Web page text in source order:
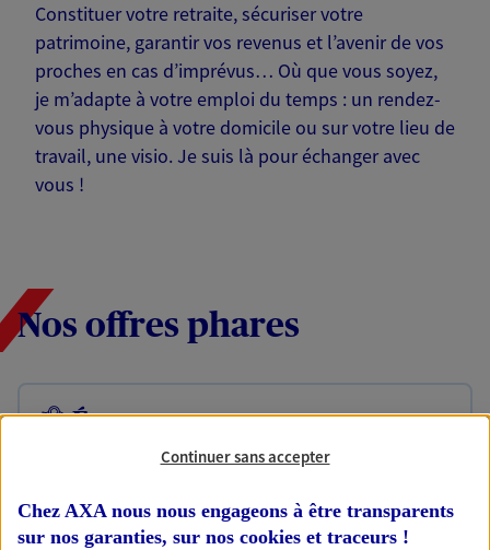
Constituer votre retraite, sécuriser votre
patrimoine, garantir vos revenus et l’avenir de vos
proches en cas d’imprévus… Où que vous soyez,
je m’adapte à votre emploi du temps : un rendez-
vous physique à votre domicile ou sur votre lieu de
travail, une visio. Je suis là pour échanger avec
vous !
Nos offres phares
Épargne
Réalisez vos projets grâce à votre épargne : achat
immobilier, études des enfants ou voyage autour
du monde… Épargnez à votre rythme et
simplement, selon votre profil.
Continuer sans accepter
Chez AXA nous nous engageons à être transparents
sur nos garanties, sur nos cookies et traceurs !